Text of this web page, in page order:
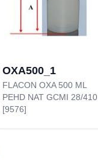
OXA500_1
FLACON OXA 500 ML
PEHD NAT GCMI 28/410
[9576]